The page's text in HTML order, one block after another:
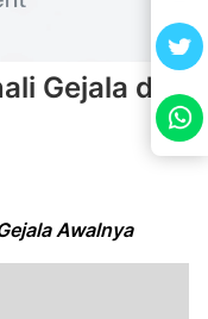
Gejala dan
Awalnya